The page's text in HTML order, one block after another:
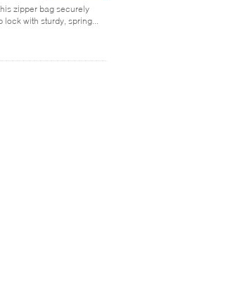
zipper bag securely
with sturdy, spring...